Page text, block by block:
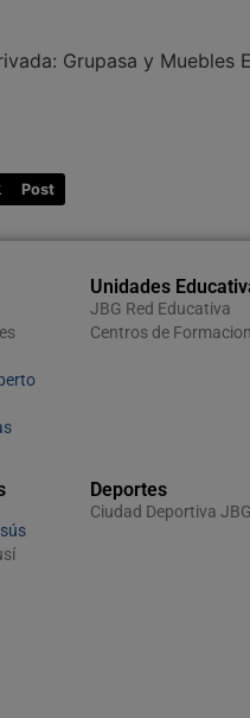
Grupasa y Muebles
Post
Unidades
JBG Red Educativa
Centros de Formacion
Deportes
Ciudad Deportiva JBG